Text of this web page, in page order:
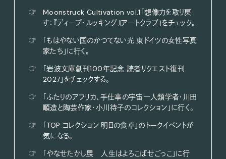
☞
Moonstruck Cultivation vol.1「想像力を取り戻
す：『ディープ・ルッキング』アートクラブ」をチェック。
☞
「もはやない国のかつてない光 東ドイツの女性写真
家たち」に行く。
☞
「岩波文庫創刊100年記念 読者リクエスト復刊
2027」をチェックする。
☞
「ふたりのアフリカ、手仕事の宇宙―人類学者・川田
順造と陶芸作家・小川待子のコレクション」に行く。
☞
「TOP コレクション 明日の食卓」のトークイベントが
気になる。
☞
「やなせたかし展 人生はよろこばせごっこ」に行